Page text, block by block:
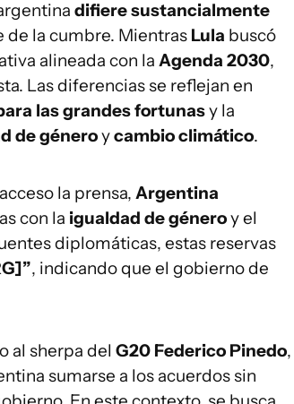
difiere sustancialmente
de la cumbre. Mientras Lula buscó
alineada con la Agenda 2030,
Las diferencias se reflejan en
las grandes fortunasy la
de géneroycambio climático.
la prensa, Argentina
con la igualdad de géneroy el
diplomáticas, estas reservas
, indicando que el gobierno de
al sherpa del G20 Federico Pinedo,
sumarse a los acuerdos sin